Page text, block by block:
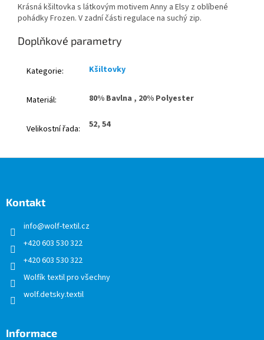
Krásná kšiltovka s látkovým motivem Anny a Elsy z oblíbené
pohádky Frozen. V zadní části regulace na suchý zip.
Doplňkové parametry
Kategorie: Kšiltovky
Materiál: 80% Bavlna , 20% Polyester
Velikostní řada: 52, 54
Kontakt
info@wolf-textil.cz
+420 603 530 322
+420 603 530 322
Wolfík textil pro všechny
wolf.detsky.textil
Informace